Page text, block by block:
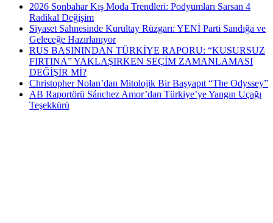
2026 Sonbahar Kış Moda Trendleri: Podyumları Sarsan 4
Radikal Değişim
Siyaset Sahnesinde Kurultay Rüzgarı: YENİ Parti Sandığa ve
Geleceğe Hazırlanıyor
RUS BASININDAN TÜRKİYE RAPORU: “KUSURSUZ
FIRTINA” YAKLAŞIRKEN SEÇİM ZAMANLAMASI
DEĞİŞİR Mİ?
Christopher Nolan’dan Mitolojik Bir Başyapıt “The Odyssey”
AB Raportörü Sánchez Amor’dan Türkiye’ye Yangın Uçağı
Teşekkürü